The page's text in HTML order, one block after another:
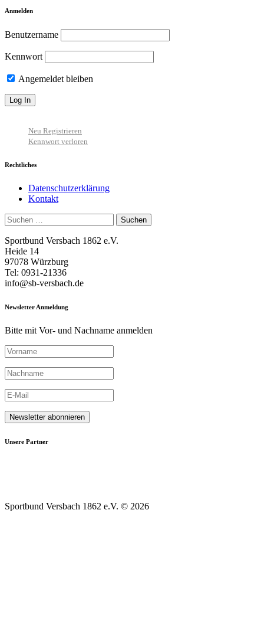
Anmelden
Benutzername
Kennwort
Angemeldet bleiben
Neu Registrieren
Kennwort verloren
Rechtliches
Datenschutzerklärung
Kontakt
Suchen
nach:
Sportbund Versbach 1862 e.V.
Heide 14
97078 Würzburg
Tel: 0931-21336
info@sb-versbach.de
Newsletter Anmeldung
Bitte mit Vor- und Nachname anmelden
Unsere Partner
Sportbund Versbach 1862 e.V. © 2026